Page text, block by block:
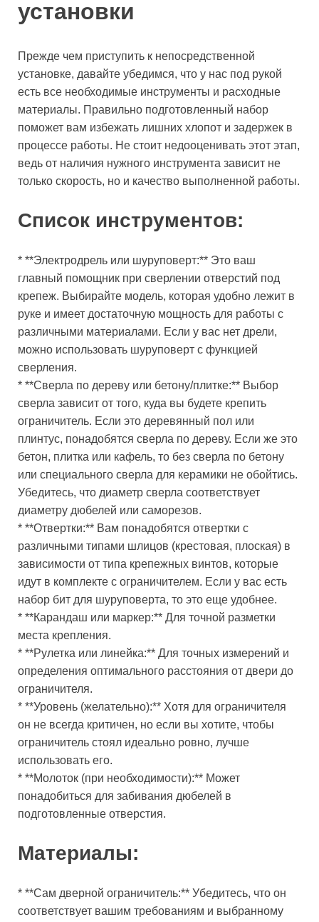
установки
Прежде чем приступить к непосредственной
установке, давайте убедимся, что у нас под рукой
есть все необходимые инструменты и расходные
материалы. Правильно подготовленный набор
поможет вам избежать лишних хлопот и задержек в
процессе работы. Не стоит недооценивать этот этап,
ведь от наличия нужного инструмента зависит не
только скорость, но и качество выполненной работы.
Список инструментов:
* **Электродрель или шуруповерт:** Это ваш
главный помощник при сверлении отверстий под
крепеж. Выбирайте модель, которая удобно лежит в
руке и имеет достаточную мощность для работы с
различными материалами. Если у вас нет дрели,
можно использовать шуруповерт с функцией
сверления.
* **Сверла по дереву или бетону/плитке:** Выбор
сверла зависит от того, куда вы будете крепить
ограничитель. Если это деревянный пол или
плинтус, понадобятся сверла по дереву. Если же это
бетон, плитка или кафель, то без сверла по бетону
или специального сверла для керамики не обойтись.
Убедитесь, что диаметр сверла соответствует
диаметру дюбелей или саморезов.
* **Отвертки:** Вам понадобятся отвертки с
различными типами шлицов (крестовая, плоская) в
зависимости от типа крепежных винтов, которые
идут в комплекте с ограничителем. Если у вас есть
набор бит для шуруповерта, то это еще удобнее.
* **Карандаш или маркер:** Для точной разметки
места крепления.
* **Рулетка или линейка:** Для точных измерений и
определения оптимального расстояния от двери до
ограничителя.
* **Уровень (желательно):** Хотя для ограничителя
он не всегда критичен, но если вы хотите, чтобы
ограничитель стоял идеально ровно, лучше
использовать его.
* **Молоток (при необходимости):** Может
понадобиться для забивания дюбелей в
подготовленные отверстия.
Материалы:
* **Сам дверной ограничитель:** Убедитесь, что он
соответствует вашим требованиям и выбранному